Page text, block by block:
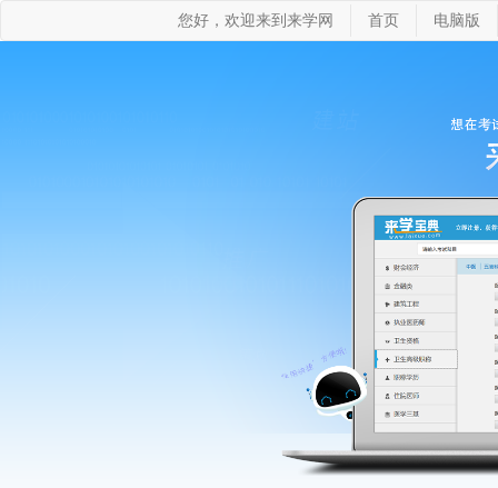
您好，欢迎来到来学网 首页 电脑版